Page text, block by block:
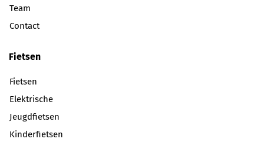
Team
Contact
Fietsen
Fietsen
Elektrische
Jeugdfietsen
Kinderfietsen